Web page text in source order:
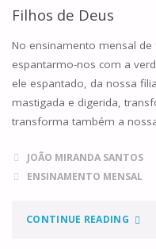
Filhos de Deus
No ensinamento mensal
espantarmo-nos com a
ele espantado, da nossa
mastigada e digerida,
transforma também a
JOÃO MIRANDA SANTOS
ENSINAMENTO MENSAL
CONTINUE READING